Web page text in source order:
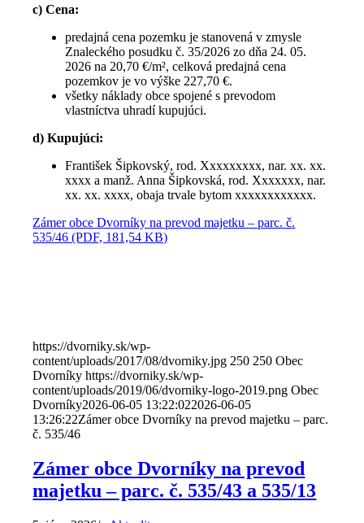
c) Cena:
predajná cena pozemku je stanovená v zmysle
Znaleckého posudku č. 35/2026 zo dňa 24. 05.
2026 na 20,70 €/m², celková predajná cena
pozemkov je vo výške 227,70 €.
všetky náklady obce spojené s prevodom
vlastníctva uhradí kupujúci.
d) Kupujúci:
František Šipkovský, rod. Xxxxxxxxx, nar. xx. xx.
xxxx a manž. Anna Šipkovská, rod. Xxxxxxx, nar.
xx. xx. xxxx, obaja trvale bytom xxxxxxxxxxxx.
Zámer obce Dvorníky na prevod majetku – parc. č.
535/46 (PDF, 181,54 KB)
https://dvorniky.sk/wp-
content/uploads/2017/08/dvorniky.jpg 250 250 Obec
Dvorníky https://dvorniky.sk/wp-
content/uploads/2019/06/dvorniky-logo-2019.png Obec
Dvorníky2026-06-05 13:22:022026-06-05
13:26:22Zámer obce Dvorníky na prevod majetku – parc.
č. 535/46
Zámer obce Dvorníky na prevod
majetku – parc. č. 535/43 a 535/13